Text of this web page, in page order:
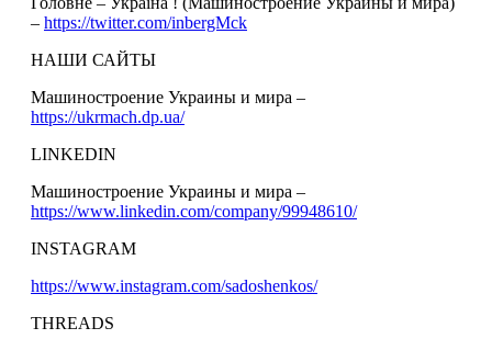
– https://twitter.com/inbergMck
НАШИ САЙТЫ
Машиностроение Украины и мира –
https://ukrmach.dp.ua/
LINKEDIN
Машиностроение Украины и мира –
https://www.linkedin.com/company/99948610/
INSTAGRAM
https://www.instagram.com/sadoshenkos/
THREADS